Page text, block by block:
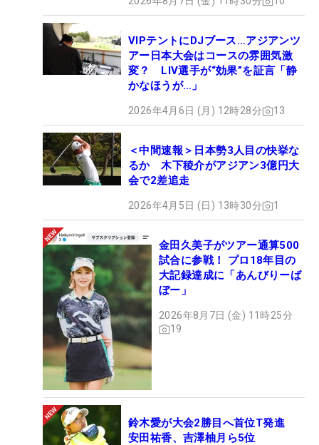
VIPテントにDJブース…アジアンツ
アー日本大会はコースの雰囲気激
変？ LIV選手が“効果”を証言「静
かなほうが…」
2026年4月6日 (月) 12時28分 13
＜中間速報＞日本勢3人目の快挙な
るか 木下稜介がアジアン3億円大
会で2差追走
2026年4月5日 (日) 13時30分 1
金田久美子がツアー通算500
試合に参戦！ プロ18年目の
大記録達成に「あんびりーば
ぼー」
2026年8月7日 (金) 11時25分
19
鈴木愛が大会2勝目へ首位T発進
安田祐香、吉澤柚月ら5位